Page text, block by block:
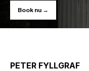
Book nu →
PETER FYLLGRAF